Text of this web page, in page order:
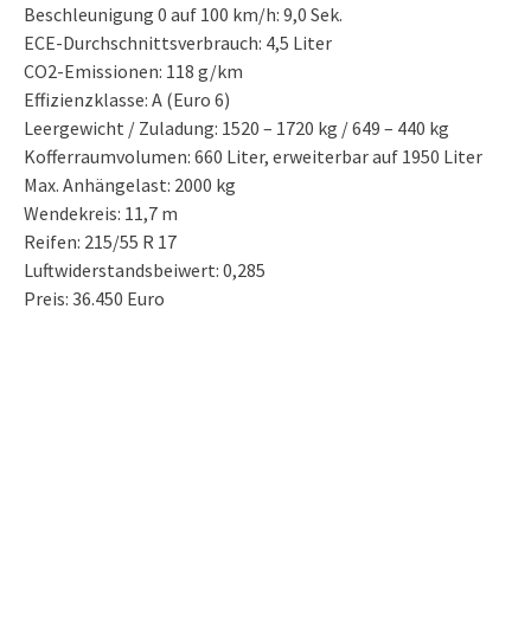
Beschleunigung 0 auf 100 km/h: 9,0 Sek.
ECE-Durchschnittsverbrauch: 4,5 Liter
CO2-Emissionen: 118 g/km
Effizienzklasse: A (Euro 6)
Leergewicht / Zuladung: 1520 – 1720 kg / 649 – 440 kg
Kofferraumvolumen: 660 Liter, erweiterbar auf 1950 Liter
Max. Anhängelast: 2000 kg
Wendekreis: 11,7 m
Reifen: 215/55 R 17
Luftwiderstandsbeiwert: 0,285
Preis: 36.450 Euro